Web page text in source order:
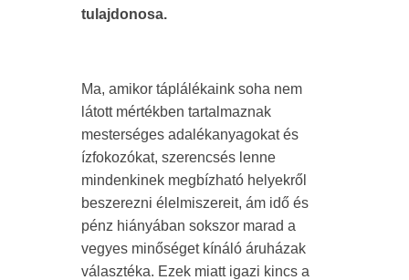
tulajdonosa.
Ma, amikor táplálékaink soha nem
látott mértékben tartalmaznak
mesterséges adalékanyagokat és
ízfokozókat, szerencsés lenne
mindenkinek megbízható helyekről
beszerezni élelmiszereit, ám idő és
pénz hiányában sokszor marad a
vegyes minőséget kínáló áruházak
választéka. Ezek miatt igazi kincs a